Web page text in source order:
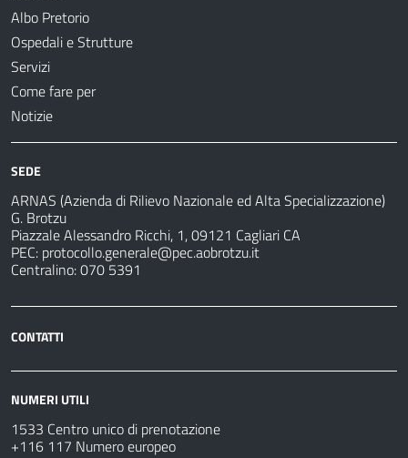
Albo Pretorio
Ospedali e Strutture
Servizi
Come fare per
Notizie
SEDE
ARNAS (Azienda di Rilievo Nazionale ed Alta Specializzazione)
G. Brotzu
Piazzale Alessandro Ricchi, 1, 09121 Cagliari CA
PEC: protocollo.generale@pec.aobrotzu.it
Centralino: 070 5391
CONTATTI
NUMERI UTILI
1533 Centro unico di prenotazione
+116 117 Numero europeo